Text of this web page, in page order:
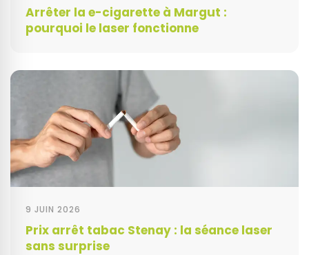
Arrêter la e-cigarette à Margut :
pourquoi le laser fonctionne
9 JUIN 2026
Prix arrêt tabac Stenay : la séance laser
sans surprise